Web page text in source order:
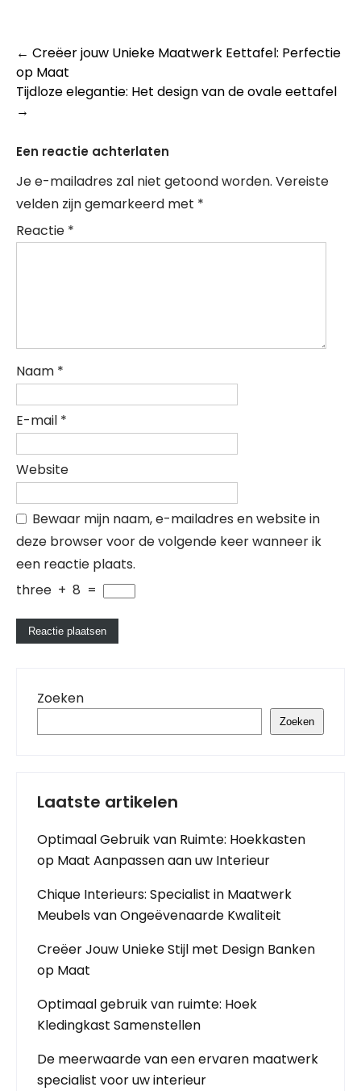
Berichtnavigatie
← Creëer jouw Unieke Maatwerk Eettafel: Perfectie
op Maat
Tijdloze elegantie: Het design van de ovale eettafel
→
Een reactie achterlaten
Je e-mailadres zal niet getoond worden. Vereiste
velden zijn gemarkeerd met *
Reactie *
Naam *
E-mail *
Website
Bewaar mijn naam, e-mailadres en website in
deze browser voor de volgende keer wanneer ik
een reactie plaats.
three + 8 =
Zoeken
Zoeken
Laatste artikelen
Optimaal Gebruik van Ruimte: Hoekkasten
op Maat Aanpassen aan uw Interieur
Chique Interieurs: Specialist in Maatwerk
Meubels van Ongeëvenaarde Kwaliteit
Creëer Jouw Unieke Stijl met Design Banken
op Maat
Optimaal gebruik van ruimte: Hoek
Kledingkast Samenstellen
De meerwaarde van een ervaren maatwerk
specialist voor uw interieur